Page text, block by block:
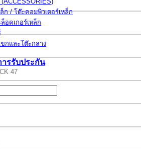
ก / โต๊ะคอมพิวเตอร์เหล็ก
อคเกอร์เหล็ก
กและโต๊ะกลาง
ารรับประกัน
47